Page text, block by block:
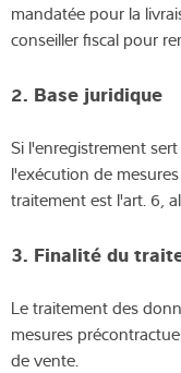
mandatée pour la
conseiller fiscal pour
2. Base juridique
Si l'enregistrement
l'exécution de
traitement est l'art. 6,
3. Finalité du
Le traitement des
mesures
de vente.